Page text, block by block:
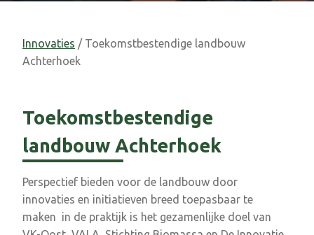
Innovaties / Toekomstbestendige landbouw
Achterhoek
Toekomstbestendige
landbouw Achterhoek
Perspectief bieden voor de landbouw door
innovaties en initiatieven breed toepasbaar te
maken in de praktijk is het gezamenlijke doel van